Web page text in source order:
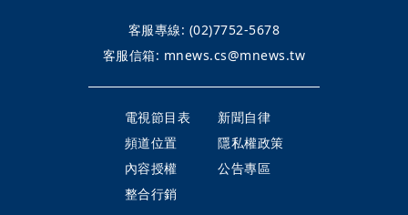
客服專線: (02)7752-5678
客服信箱: mnews.cs@mnews.tw
電視節目表
新聞自律
頻道位置
隱私權政策
內容授權
公告專區
整合行銷